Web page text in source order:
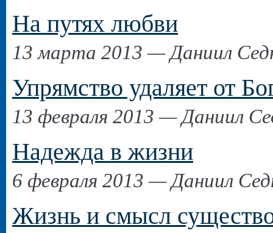
На путях любви
13 марта 2013 — Даниил
Упрямство удаляет от
13 февраля 2013 — Даниил
Надежда в жизни
6 февраля 2013 — Даниил
Жизнь и смысл